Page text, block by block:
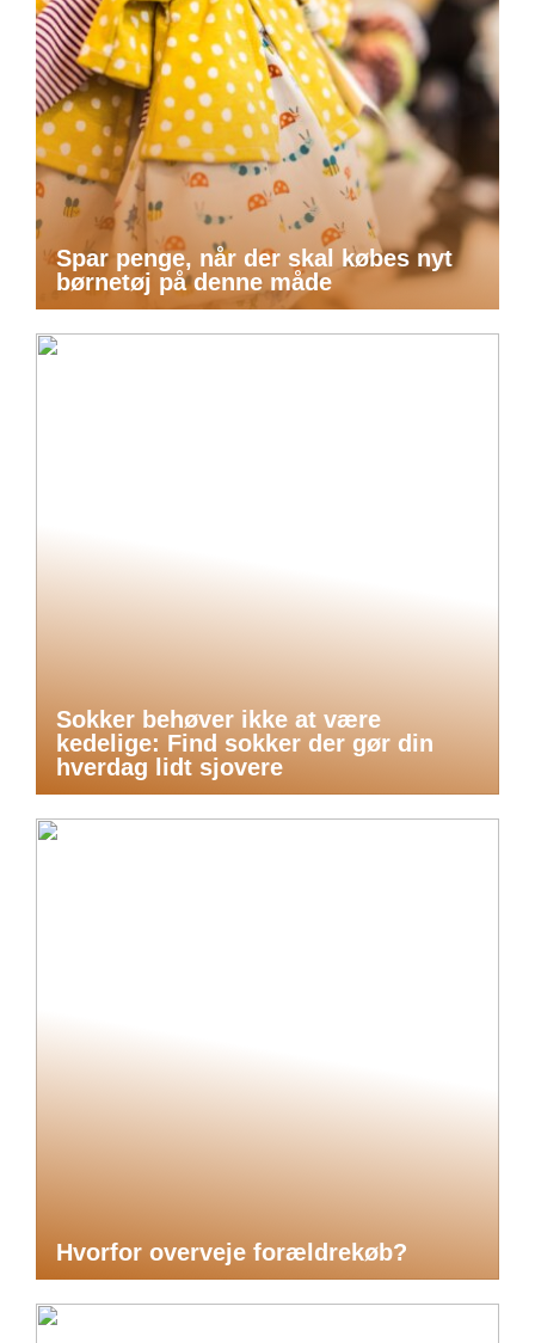
Spar penge, når der skal købes nyt
børnetøj på denne måde
Sokker behøver ikke at være
kedelige: Find sokker der gør din
hverdag lidt sjovere
Hvorfor overveje forældrekøb?